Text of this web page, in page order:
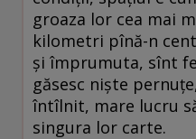
groaza lor cea mai
kilometri pînă-n
și împrumuta, sînt
găsesc niște
întîlnit, mare lucru
singura lor carte.